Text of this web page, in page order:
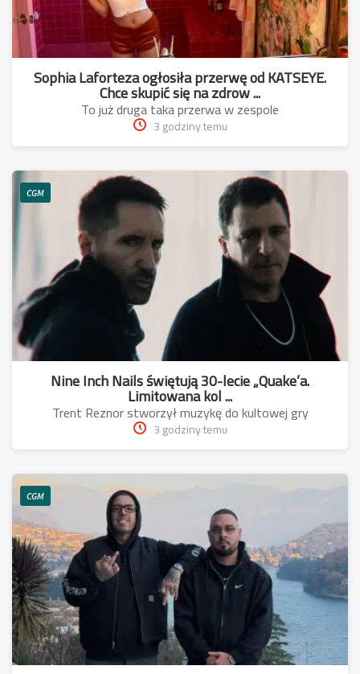
Sophia Laforteza ogłosiła przerwę od KATSEYE.
Chce skupić się na zdrow ...
To już druga taka przerwa w zespole
3 godziny temu
CGM
Nine Inch Nails świętują 30-lecie „Quake’a.
Limitowana kol ...
Trent Reznor stworzył muzykę do kultowej gry
3 godziny temu
CGM